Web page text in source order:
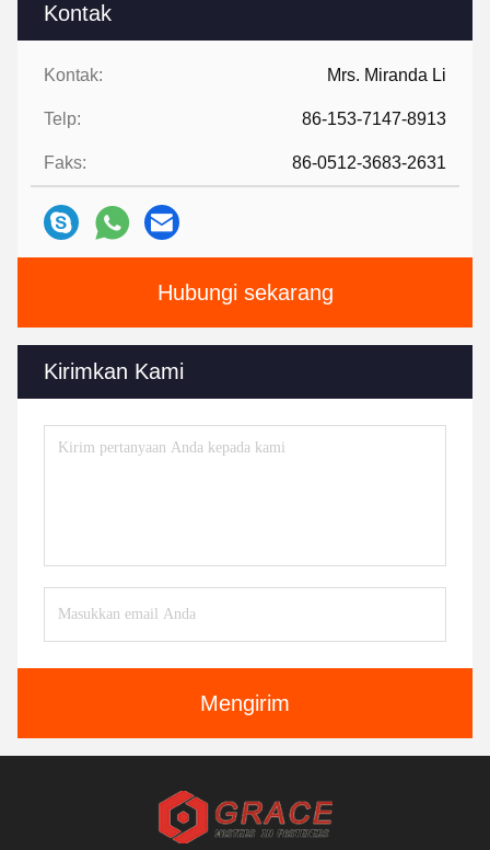
Kontak
Kontak: Mrs. Miranda Li
Telp: 86-153-7147-8913
Faks: 86-0512-3683-2631
Hubungi sekarang
Kirimkan Kami
Mengirim